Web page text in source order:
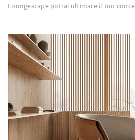
Loungescape potrai ultimare il tuo